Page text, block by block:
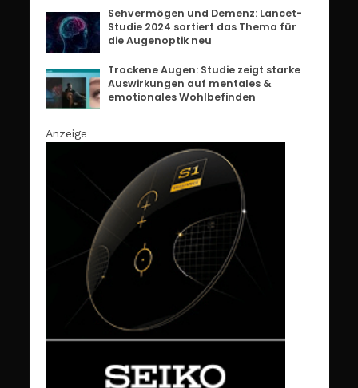
Sehvermögen und Demenz: Lancet-
Studie 2024 sortiert das Thema für
die Augenoptik neu
Trockene Augen: Studie zeigt starke
Auswirkungen auf mentales &
emotionales Wohlbefinden
Anzeige